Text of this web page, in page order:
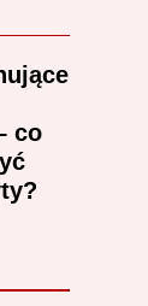
co